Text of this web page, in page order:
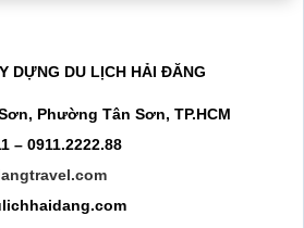
DỰNG DU LỊCH HẢI ĐĂNG
Phường Tân Sơn, TP.HCM
– 0911.2222.88